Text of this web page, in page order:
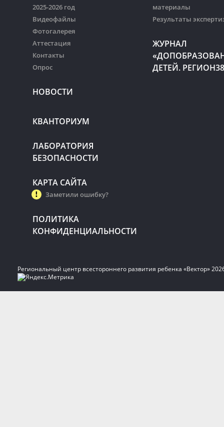
2025-2026 год
Видеофайлы
Фотогалерея
Аттестация
Контакты
Опрос
НОВОСТИ
материалы
Результаты
ЖУРНАЛ
ДЕТЕЙ.
КВАНТОРИУМ
ЛАБОРАТОРИЯ
БЕЗОПАСНОСТИ
КАРТА САЙТА
Заметили ошибку?
ПОЛИТИКА
КОНФИДЕНЦИАЛЬНОСТИ
Региональный центр всестороннего развития ребенка «Вектор»